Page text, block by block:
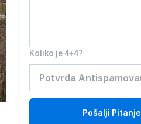
Koliko je 4+4?
Pošalji Pitanje